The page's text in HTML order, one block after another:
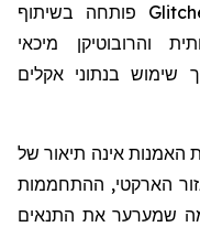
פותחה בשיתוף
והרובוטיקן
מיכאי
שימוש בנתוני אקלים
האמנות אינה תיאור של
הארקטי, ההתחממות
שמערער את התנאים